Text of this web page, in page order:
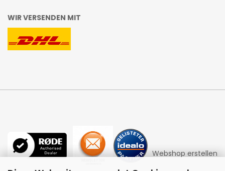
WIR VERSENDEN MIT
Webshop erstellen